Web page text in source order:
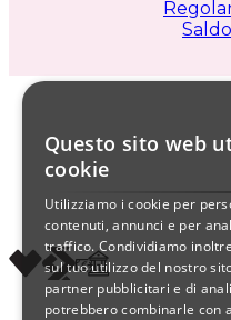
Questo sito web
cookie
Utilizziamo i cookie per
contenuti, annunci e per
traffico. Condividiamo
sul tuo utilizzo del nostro
partner pubblicitari e di
potrebbero combinarle con